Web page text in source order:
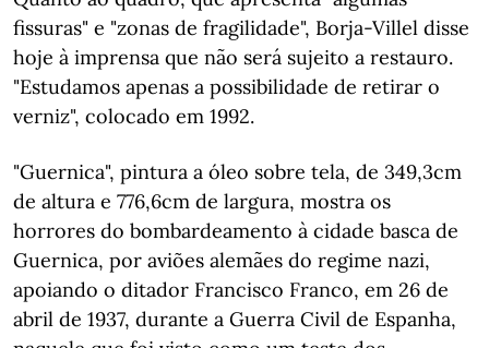
fissuras" e "zonas de fragilidade", Borja-Villel disse
hoje à imprensa que não será sujeito a restauro.
"Estudamos apenas a possibilidade de retirar o
verniz", colocado em 1992.
"Guernica", pintura a óleo sobre tela, de 349,3cm
de altura e 776,6cm de largura, mostra os
horrores do bombardeamento à cidade basca de
Guernica, por aviões alemães do regime nazi,
apoiando o ditador Francisco Franco, em 26 de
abril de 1937, durante a Guerra Civil de Espanha,